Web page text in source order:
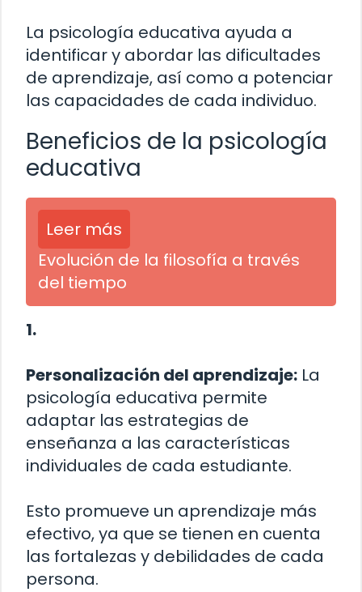
La psicología educativa ayuda a
identificar y abordar las dificultades
de aprendizaje, así como a potenciar
las capacidades de cada individuo.
Beneficios de la psicología
educativa
Leer más
Evolución de la filosofía a través
del tiempo
1.
Personalización del aprendizaje: La
psicología educativa permite
adaptar las estrategias de
enseñanza a las características
individuales de cada estudiante.
Esto promueve un aprendizaje más
efectivo, ya que se tienen en cuenta
las fortalezas y debilidades de cada
persona.